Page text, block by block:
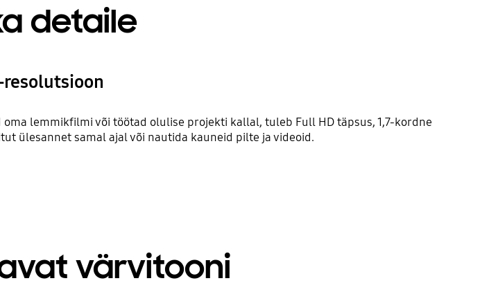
detaile
resolutsioon
lemmikfilmi või töötad olulise projekti kallal, tuleb Full HD täpsus, 1,7-kordne
ülesannet samal ajal või nautida kauneid pilte ja videoid.
värvitooni